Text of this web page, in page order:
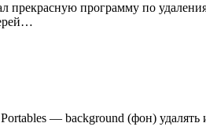
прекрасную программу по
— background (фон)